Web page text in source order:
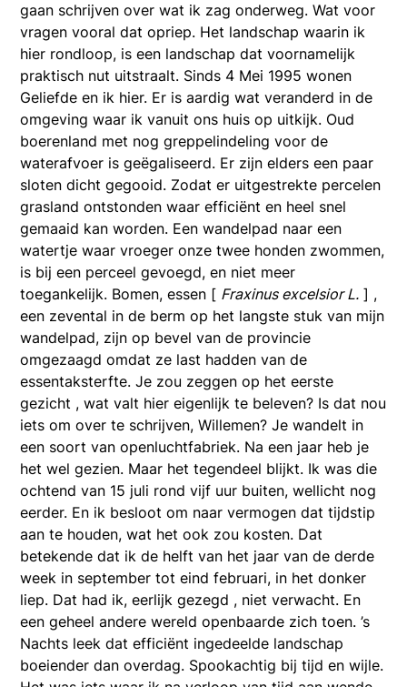
gaan schrijven over wat ik zag onderweg. Wat voor
vragen vooral dat opriep. Het landschap waarin ik
hier rondloop, is een landschap dat voornamelijk
praktisch nut uitstraalt. Sinds 4 Mei 1995 wonen
Geliefde en ik hier. Er is aardig wat veranderd in de
omgeving waar ik vanuit ons huis op uitkijk. Oud
boerenland met nog greppelindeling voor de
waterafvoer is geëgaliseerd. Er zijn elders een paar
sloten dicht gegooid. Zodat er uitgestrekte percelen
grasland ontstonden waar efficiënt en heel snel
gemaaid kan worden. Een wandelpad naar een
watertje waar vroeger onze twee honden zwommen,
is bij een perceel gevoegd, en niet meer
toegankelijk. Bomen, essen [ Fraxinus excelsior L. ] ,
een zevental in de berm op het langste stuk van mijn
wandelpad, zijn op bevel van de provincie
omgezaagd omdat ze last hadden van de
essentaksterfte. Je zou zeggen op het eerste
gezicht , wat valt hier eigenlijk te beleven? Is dat nou
iets om over te schrijven, Willemen? Je wandelt in
een soort van openluchtfabriek. Na een jaar heb je
het wel gezien. Maar het tegendeel blijkt. Ik was die
ochtend van 15 juli rond vijf uur buiten, wellicht nog
eerder. En ik besloot om naar vermogen dat tijdstip
aan te houden, wat het ook zou kosten. Dat
betekende dat ik de helft van het jaar van de derde
week in september tot eind februari, in het donker
liep. Dat had ik, eerlijk gezegd , niet verwacht. En
een geheel andere wereld openbaarde zich toen. ’s
Nachts leek dat efficiënt ingedeelde landschap
boeiender dan overdag. Spookachtig bij tijd en wijle.